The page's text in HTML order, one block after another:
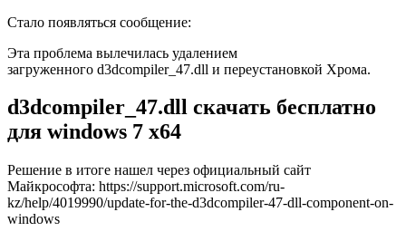
Стало появляться сообщение:
Эта проблема вылечилась удалением
загруженного d3dcompiler_47.dll и переустановкой Хрома.
d3dcompiler_47.dll скачать бесплатно
для windows 7 x64
Решение в итоге нашел через официальный сайт
Майкрософта: https://support.microsoft.com/ru-
kz/help/4019990/update-for-the-d3dcompiler-47-dll-component-on-
windows